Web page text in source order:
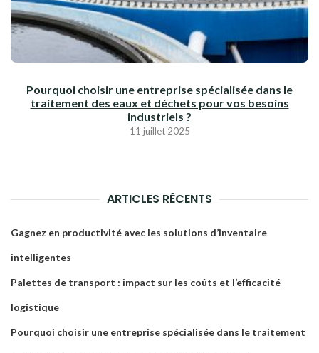
Pourquoi choisir une entreprise spécialisée dans le
traitement des eaux et déchets pour vos besoins
industriels ?
11 juillet 2025
ARTICLES RÉCENTS
Gagnez en productivité avec les solutions d’inventaire
intelligentes
Palettes de transport : impact sur les coûts et l’efficacité
logistique
Pourquoi choisir une entreprise spécialisée dans le traitement